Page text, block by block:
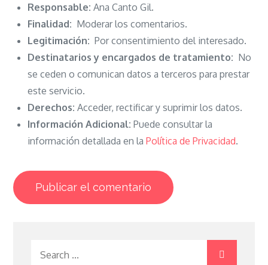
Responsable: Ana Canto Gil.
Finalidad: Moderar los comentarios.
Legitimación: Por consentimiento del interesado.
Destinatarios y encargados de tratamiento: No
se ceden o comunican datos a terceros para prestar
este servicio.
Derechos: Acceder, rectificar y suprimir los datos.
Información Adicional: Puede consultar la
información detallada en laPolítica de Privacidad.